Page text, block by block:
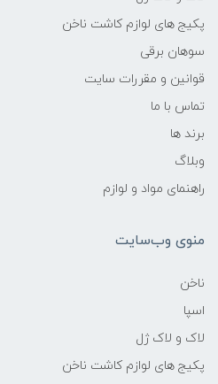
پکیج های لوازم کاشت ناخن
سوهان برقی
قوانین و مقررات سایت
تماس با ما
برند ها
وبلاگ
راهنمای مواد و لوازم
منوی وب‌سایت
ناخن
اسپا
لاک و لاک ژل
پکیج های لوازم کاشت ناخن